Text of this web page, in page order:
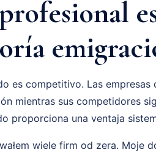
es competitivo. Las
mientras sus competidores
proporciona una ventaja
wiele firm od zera. Moje